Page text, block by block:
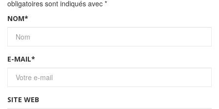
obligatoires sont indiqués avec *
NOM*
E-MAIL*
SITE WEB